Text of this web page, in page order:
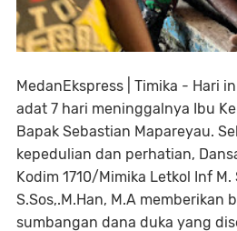
MedanEkspress | Timika - Hari
adat 7 hari meninggalnya Ibu
Bapak Sebastian Mapareyau.
kepedulian dan perhatian,
Kodim 1710/Mimika Letkol Inf M.
S.Sos,.M.Han, M.A memberikan
sumbangan dana duka yang